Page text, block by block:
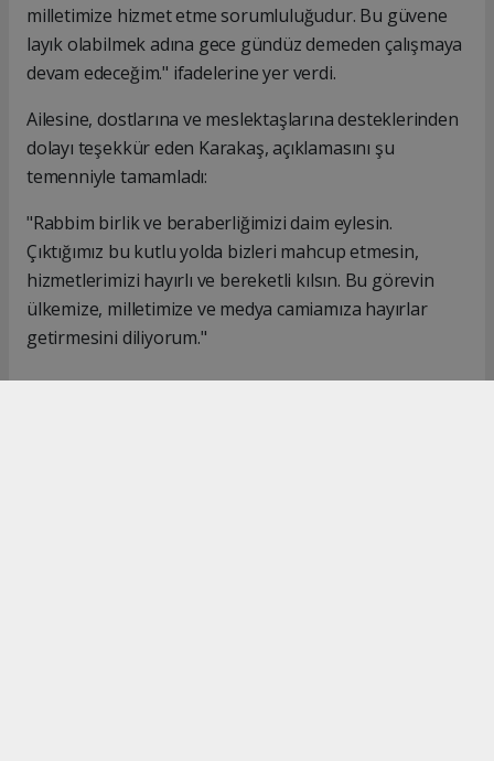
milletimize hizmet etme sorumluluğudur. Bu güvene
layık olabilmek adına gece gündüz demeden çalışmaya
devam edeceğim." ifadelerine yer verdi.
Ailesine, dostlarına ve meslektaşlarına desteklerinden
dolayı teşekkür eden Karakaş, açıklamasını şu
temenniyle tamamladı:
"Rabbim birlik ve beraberliğimizi daim eylesin.
Çıktığımız bu kutlu yolda bizleri mahcup etmesin,
hizmetlerimizi hayırlı ve bereketli kılsın. Bu görevin
ülkemize, milletimize ve medya camiamıza hayırlar
getirmesini diliyorum."